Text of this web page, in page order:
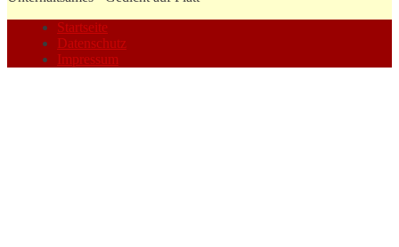
Startseite
Datenschutz
Impressum